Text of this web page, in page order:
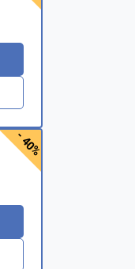
- 40%